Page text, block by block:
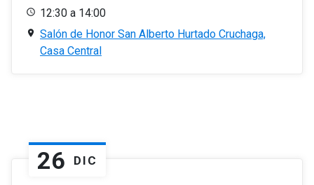
12:30 a 14:00
Salón de Honor San Alberto Hurtado Cruchaga,
Casa Central
26 DIC